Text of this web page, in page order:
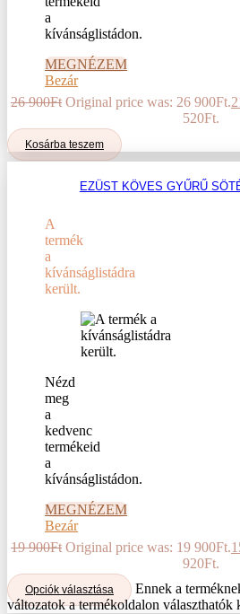
a
kívánságlistádon.
MEGNÉZEM
Bezár
26 900Ft Original price was: 26 900Ft.
520Ft.
Kosárba teszem
EZÜST KÖVES GYŰRŰ
A
termék
a
kívánságlistádra
került.
Nézd
meg
a
kedvenc
termékeid
a
kívánságlistádon.
MEGNÉZEM
Bezár
19 900Ft Original price was: 19 900Ft.
920Ft.
Opciók választása
Ennek a
változatok a termékoldalon választhatók